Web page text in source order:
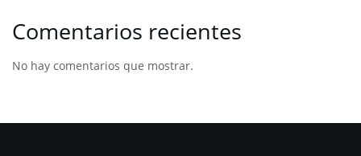
Comentarios recientes
No hay comentarios que mostrar.